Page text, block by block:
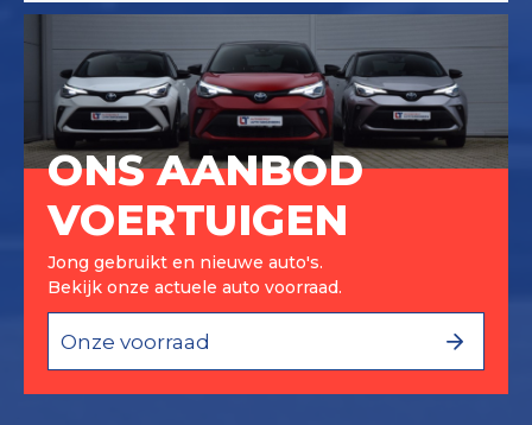
ONS AANBOD
VOERTUIGEN
Jong gebruikt en nieuwe auto's.
Bekijk onze actuele auto voorraad.
Onze voorraad